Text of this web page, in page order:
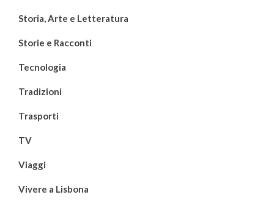
Storia, Arte e Letteratura
Storie e Racconti
Tecnologia
Tradizioni
Trasporti
TV
Viaggi
Vivere a Lisbona